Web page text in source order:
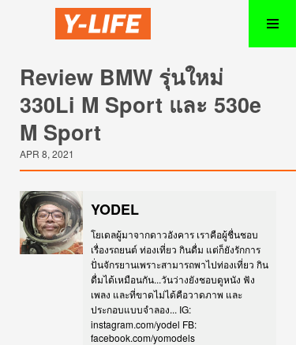
Review BMW รุ่นใหม่
330Li M Sport และ 530e
M Sport
APR 8, 2021
YODEL
โยเดลผู้มาจากดาวอังคาร เราคือผู้ชื่นชอบ
เรื่องรถยนต์ ท่องเที่ยว กินดื่ม แต่ก็ยังรักการ
ปั่นจักรยานเพราะสามารถพาไปท่องเที่ยว กิน
ดื่มได้เหมือนกัน...วันว่างยังชอบดูหนัง ฟัง
เพลง และที่ขาดไม่ได้คือวาดภาพ และ
ประกอบแบบจำลอง... IG:
instagram.com/yodel FB:
facebook.com/yomodels